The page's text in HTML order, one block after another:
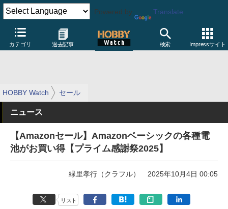
Powered by Translate
カテゴリ 過去記事 検索 Impressサイト
HOBBY Watch セール
ニュース
【Amazonセール】Amazonベーシックの各種電
池がお買い得【プライム感謝祭2025】
緑里孝行（クラフル） 2025年10月4日 00:05
リスト